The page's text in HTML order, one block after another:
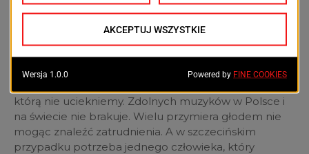
mu obiecanej zapłaty wnerwiony szczurołap
dźwiękami cudownego fletu wyprowadził z Hameln
Jak widać, historia – nauczycielka życia, podsuwa nam
którą nie uciekniemy. Zdolnych muzyków w Polsce i
na świecie nie brakuje. Wielu przymiera głodem nie
mogąc znaleźć zatrudnienia. A w szczecińskim
przypadku potrzeba jednego człowieka, który